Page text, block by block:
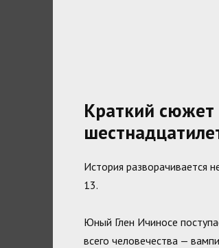
Краткий
История разворачивается
13.
Юный Глен Ичиносе
всего человечества —